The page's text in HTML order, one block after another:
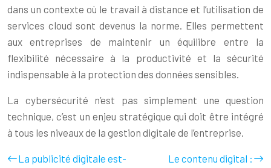
dans un contexte où le travail à distance et l’utilisation de
services cloud sont devenus la norme. Elles permettent
aux entreprises de maintenir un équilibre entre la
flexibilité nécessaire à la productivité et la sécurité
indispensable à la protection des données sensibles.
La cybersécurité n’est pas simplement une question
technique, c’est un enjeu stratégique qui doit être intégré
à tous les niveaux de la gestion digitale de l’entreprise.
La publicité digitale est-
Le contenu digital :